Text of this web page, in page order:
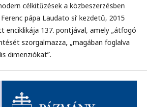
célkitűzések a közbeszerzésben
pápa Laudato si’ kezdetű, 2015
enciklikája 137. pontjával, amely „átfogó
szorgalmazza, „magában foglalva
dimenziókat”.